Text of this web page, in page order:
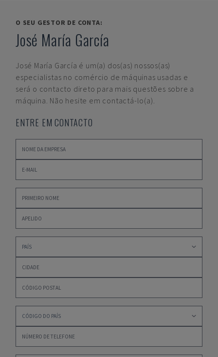
O SEU GESTOR DE CONTA:
José María García
José María García é um(a) dos(as) nossos(as)
especialistas no comércio de máquinas usadas e
será o contacto direto para mais questões sobre a
máquina. Não hesite em contactá-lo(a).
ENTRE EM CONTACTO